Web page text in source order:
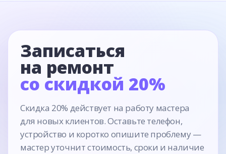
Записаться
на ремонт
со скидкой 20%
Скидка 20% действует на работу мастера
для новых клиентов. Оставьте телефон,
устройство и коротко опишите проблему —
мастер уточнит стоимость, сроки и наличие